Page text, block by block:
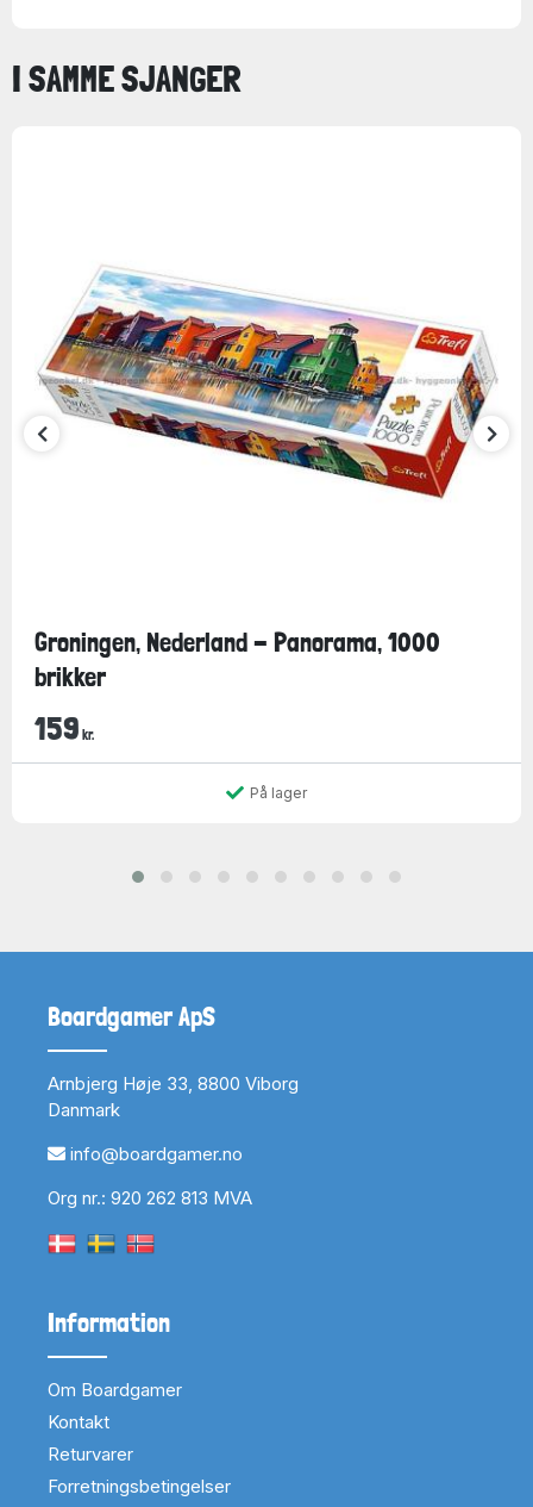
I SAMME SJANGER
Groningen, Nederland - Panorama, 1000
brikker
159 kr.
På lager
Boardgamer ApS
Arnbjerg Høje 33, 8800 Viborg
Danmark
info@boardgamer.no
Org nr.: 920 262 813 MVA
Information
Om Boardgamer
Kontakt
Returvarer
Forretningsbetingelser